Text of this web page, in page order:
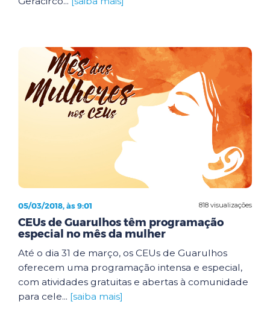
818 visualizações
05/03/2018, às 9:01
CEUs de Guarulhos têm programação
especial no mês da mulher
Até o dia 31 de março, os CEUs de Guarulhos
oferecem uma programação intensa e especial,
com atividades gratuitas e abertas à comunidade
para cele... [saiba mais]